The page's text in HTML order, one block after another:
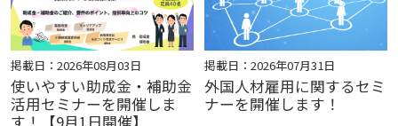
掲載日：2026年08月03日
使いやすい助成金・補助金
活用セミナーを開催しま
掲載日：2026年07月31日
外国人材雇用に関するセミ
ナーを開催します！